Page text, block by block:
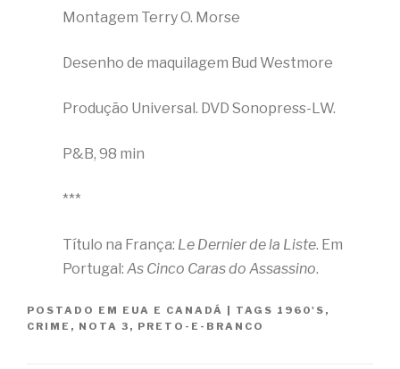
Montagem Terry O. Morse
Desenho de maquilagem Bud Westmore
Produção Universal. DVD Sonopress-LW.
P&B, 98 min
***
Título na França: Le Dernier de la Liste. Em
Portugal: As Cinco Caras do Assassino.
POSTADO EM EUA E CANADÁ TAGS 1960'S ,
CRIME , NOTA 3 , PRETO-E-BRANCO